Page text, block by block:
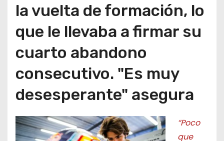
la vuelta de formación, lo
que le llevaba a firmar su
cuarto abandono
consecutivo. "Es muy
desesperante" asegura
“Poco
que